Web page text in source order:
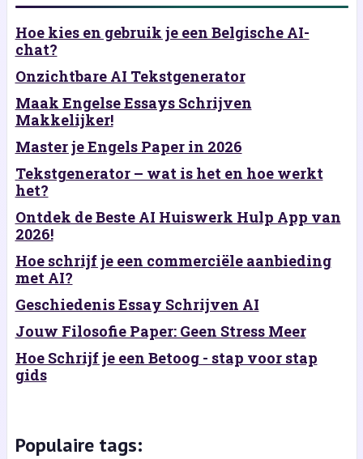
Hoe kies en gebruik je een Belgische AI-
chat?
Onzichtbare AI Tekstgenerator
Maak Engelse Essays Schrijven
Makkelijker!
Master je Engels Paper in 2026
Tekstgenerator – wat is het en hoe werkt
het?
Ontdek de Beste AI Huiswerk Hulp App van
2026!
Hoe schrijf je een commerciële aanbieding
met AI?
Geschiedenis Essay Schrijven AI
Jouw Filosofie Paper: Geen Stress Meer
Hoe Schrijf je een Betoog - stap voor stap
gids
Populaire tags: